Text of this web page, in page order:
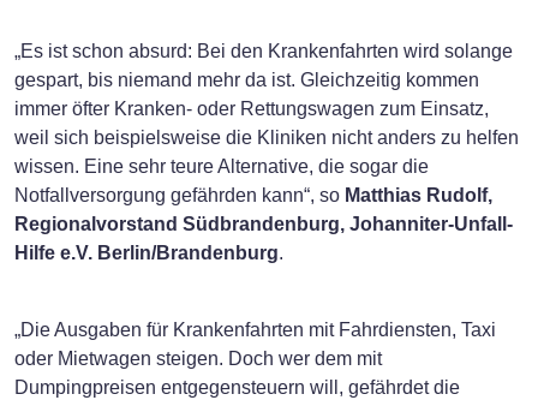
„Es ist schon absurd: Bei den Krankenfahrten wird solange
gespart, bis niemand mehr da ist. Gleichzeitig kommen
immer öfter Kranken- oder Rettungswagen zum Einsatz,
weil sich beispielsweise die Kliniken nicht anders zu helfen
wissen. Eine sehr teure Alternative, die sogar die
Notfallversorgung gefährden kann“, so Matthias Rudolf,
Regionalvorstand Südbrandenburg, Johanniter-Unfall-
Hilfe e.V. Berlin/Brandenburg.
„Die Ausgaben für Krankenfahrten mit Fahrdiensten, Taxi
oder Mietwagen steigen. Doch wer dem mit
Dumpingpreisen entgegensteuern will, gefährdet die